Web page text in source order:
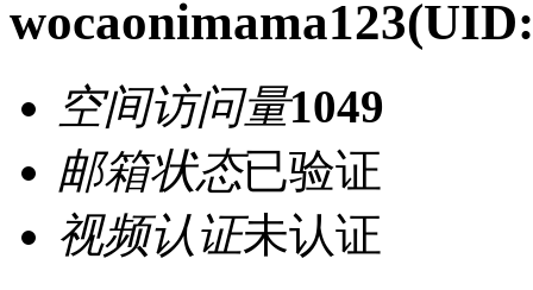
wocaonimama123
空间访问量1049
邮箱状态已验证
视频认证未认证